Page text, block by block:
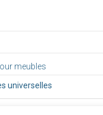
meubles
universelles